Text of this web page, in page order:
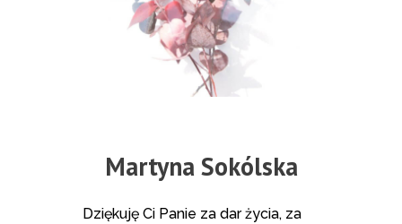
Martyna Sokólska
Dziękuję Ci Panie za dar życia, za